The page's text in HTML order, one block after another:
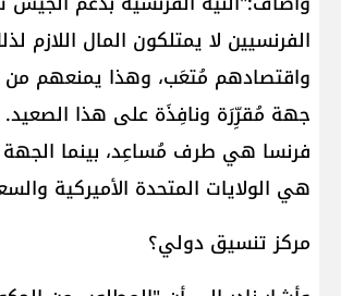
الفرنسيين لا يمتلكون المال اللازم
واقتصادهم مُتعَب، وهذا يمنعهم من
جهة مُقرِّرَة ونافِذَة على هذا الصعيد.
فرنسا هي طرف مُساعِد، بينما الجهة
هي الولايات المتحدة الأميركية
مركز تنسيق دولي؟